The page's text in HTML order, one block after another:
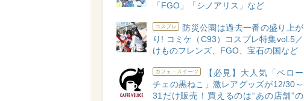
「FGO」「シノアリス」など
コスプレ
防災公園は過去一番の盛り上が
り! コミケ（C93）コスプレ特集vol.5／
けものフレンズ、FGO、宝石の国など
カフェ・スイーツ
【必見】大人気「ベロー
チェの黒ねこ」激レアグッズが12/30～
31だけ販売！買えるのは“あの店舗”の